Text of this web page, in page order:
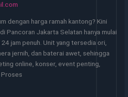
dengan harga ramah kantong? Kini
Pancoran Jakarta Selatan hanya mulai
jam penuh. Unit yang tersedia ori,
jernih, dan baterai awet, sehingga
online, konser, event penting,